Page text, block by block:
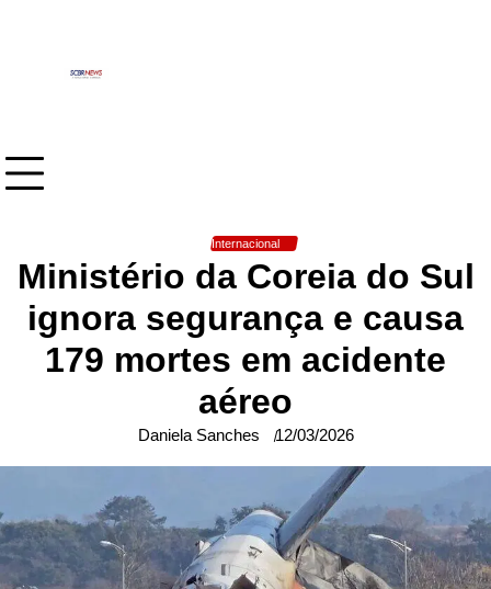
Internacional
Ministério da Coreia do Sul
ignora segurança e causa
179 mortes em acidente
aéreo
Daniela Sanches 12/03/2026